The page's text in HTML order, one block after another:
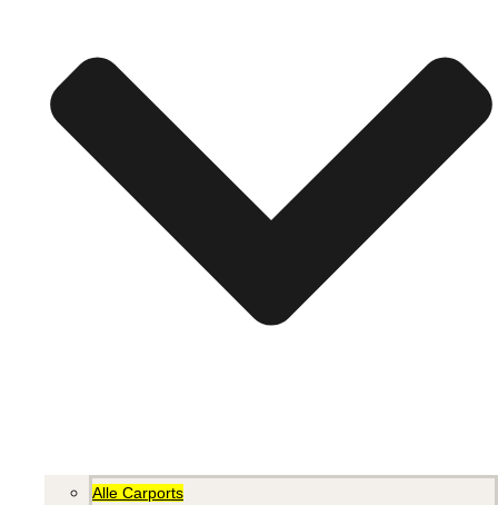
Alle Carports